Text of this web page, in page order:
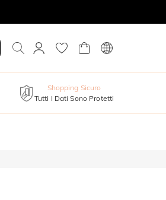
Shopping Sicuro
Tutti I Dati Sono Protetti